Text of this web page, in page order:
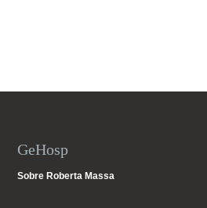
GeHosp
Sobre Roberta Massa